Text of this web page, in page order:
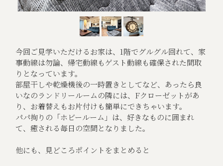
今回ご見学いただけるお家は、1階でグルグル回れて、家
事動線は勿論、帰宅動線もゲスト動線も確保された間取
りとなっています。
部屋干しや乾燥機後の一時置きとしてなど、あったら良
いなのランドリールームの隣には、Fクローゼットがあ
り、お着替えもお片付けも簡単にできちゃいます。
パパ拘りの「ホビールーム」は、好きなものに囲まれ
て、癒される毎日の空間となりました。
他にも、見どころポイントをまとめると